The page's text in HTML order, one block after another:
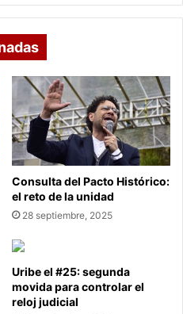
Consulta del Pacto Histórico:
el reto de la unidad
28 septiembre, 2025
Uribe el #25: segunda
movida para controlar el
reloj judicial